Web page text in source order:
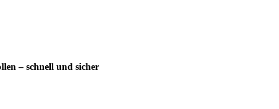
– schnell und sicher